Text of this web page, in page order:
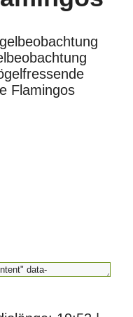
Flamingos